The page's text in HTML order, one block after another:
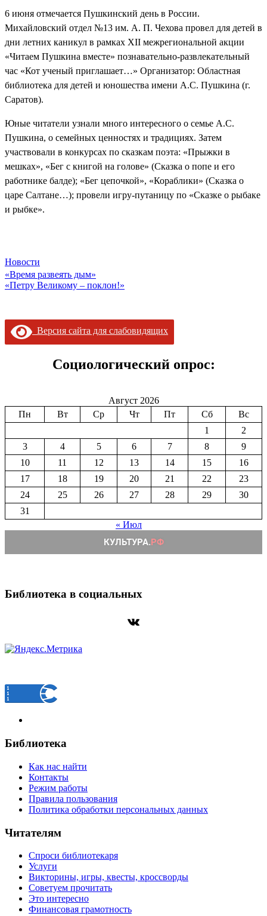
6 июня отмечается Пушкинский день в России.
Михайловский отдел №13 им. А. П. Чехова провел для детей в
дни летних каникул в рамках XII межрегиональной акции
«Читаем Пушкина вместе» познавательно-развлекательный
час «Кот ученый приглашает…» Организатор: Областная
библиотека для детей и юношества имени А.С. Пушкина (г.
Саратов).
Юные читатели узнали много интересного о семье А.С.
Пушкина, о семейных ценностях и традициях. Затем
участвовали в конкурсах по сказкам поэта: «Прыжки в
мешках», «Бег с книгой на голове» (Сказка о попе и его
работнике балде); «Бег цепочкой», «Кораблики» (Сказка о
царе Салтане…); провели игру-путаницу по «Сказке о рыбаке
и рыбке».
Новости
Навигация
по
«Время развеять дым»
«Петру Великому – поклон!»
Версия сайта для слабовидящих
Социологический опрос:
Август 2026
Пн
Вт Ср Чт Пт Сб
Вс
1
2
3
4 5 6 7 8
9
10
11 12 13 14 15
16
17
18 19 20 21 22
23
24
25 26 27 28 29
30
31
« Июл
Библиотека в социальных
ВКонтакте
Библиотека
Как нас найти
Контакты
Режим работы
Правила пользования
Политика обработки персональных данных
Читателям
Спроси библиотекаря
Услуги
Викторины, игры, квесты, кроссворды
Советуем прочитать
Это интересно
Финансовая грамотность